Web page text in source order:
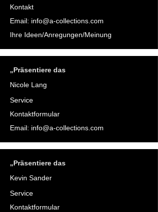
Kontakt
Email: info@a-collections.com
Ihre Ideen/Anregungen/Meinung
„Präsentiere das
Nicole Lang
Service
Kontaktformular
Email: info@a-collections.com
„Präsentiere das
Kevin Sander
Service
Kontaktformular